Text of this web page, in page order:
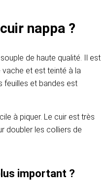
nappa ?
de haute qualité. Il est
vache et est teinté à la
feuilles et bandes est
à piquer. Le cuir est très
doubler les colliers de
important ?